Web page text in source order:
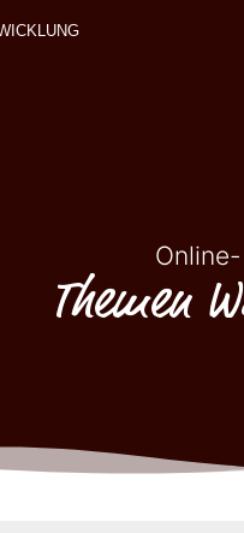
Themen